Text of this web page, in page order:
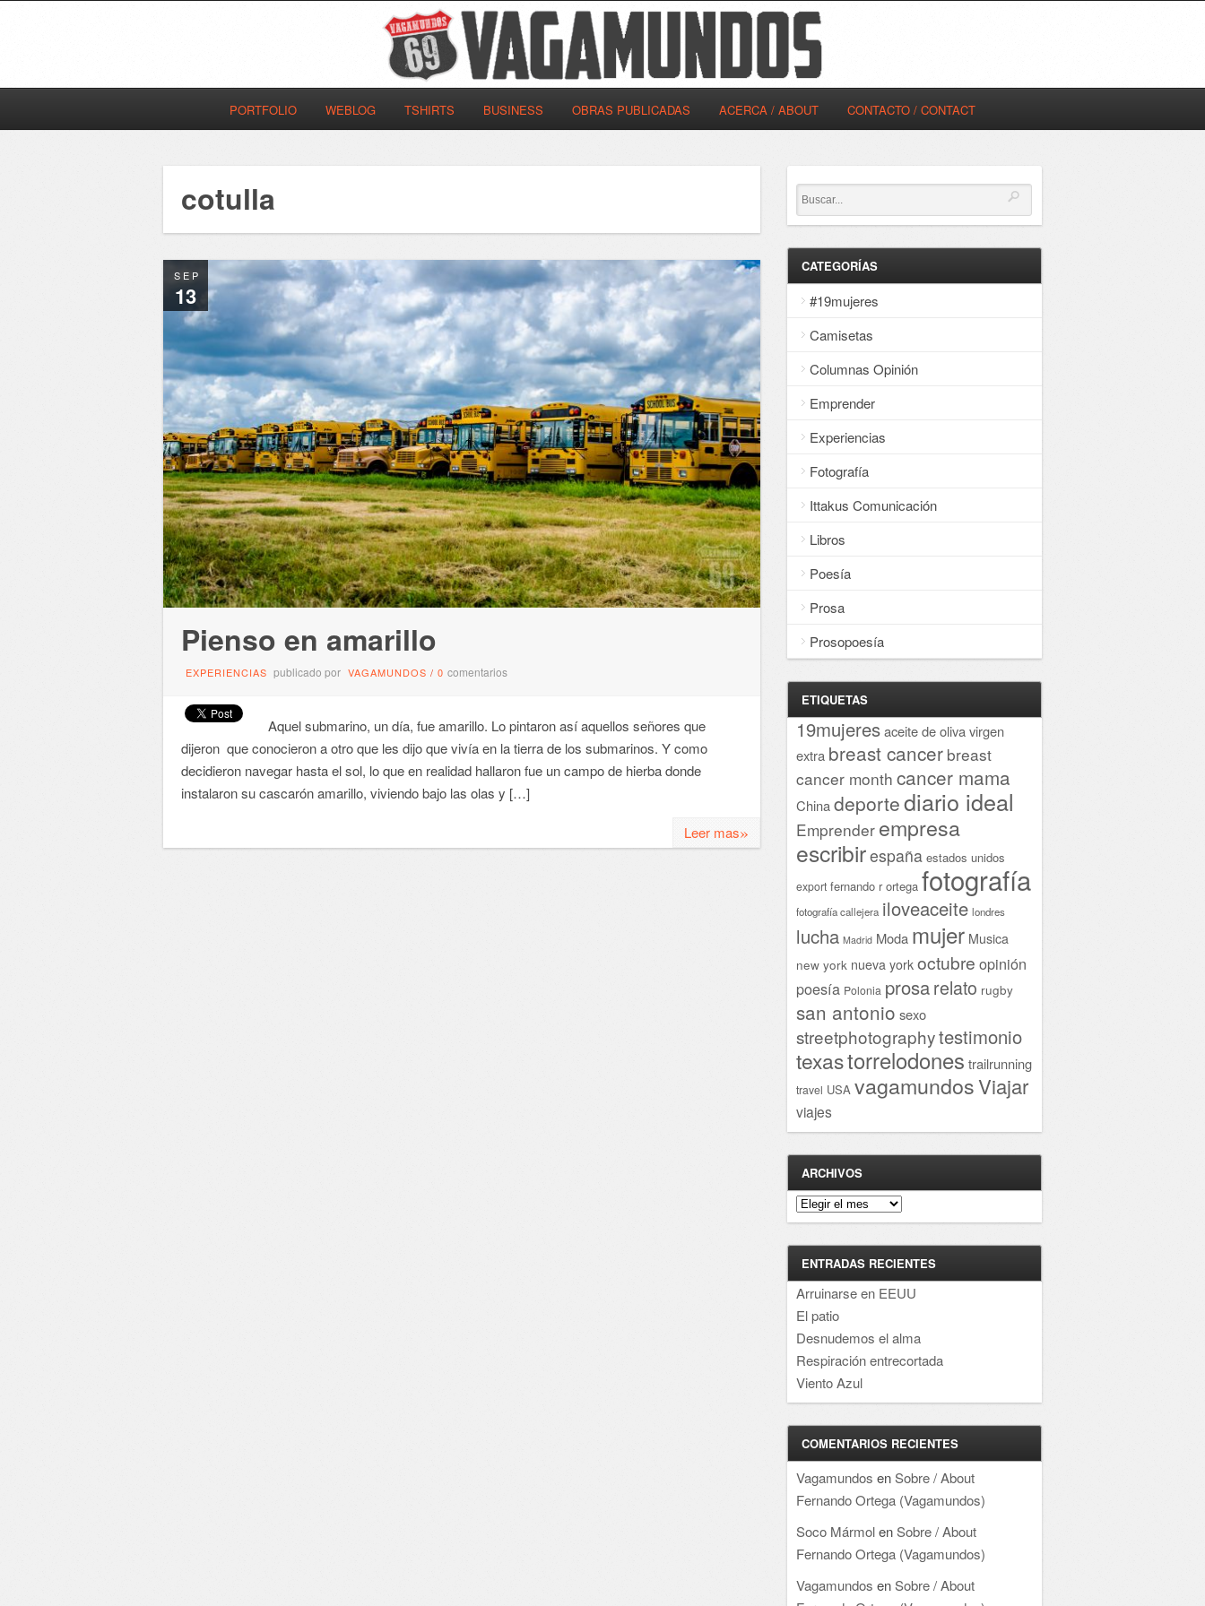
PORTFOLIO WEBLOG TSHIRTS BUSINESS OBRAS PUBLICADAS ACERCA / ABOUT CONTACTO / CONTACT
cotulla
SEP
13
Pienso en amarillo
EXPERIENCIAS publicado por VAGAMUNDOS / 0 comentarios
Aquel submarino, un día, fue amarillo. Lo pintaron así aquellos señores que
dijeron que conocieron a otro que les dijo que vivía en la tierra de los submarinos. Y como
decidieron navegar hasta el sol, lo que en realidad hallaron fue un campo de hierba donde
instalaron su cascarón amarillo, viviendo bajo las olas y […]
Leer mas»
CATEGORÍAS
#19mujeres
Camisetas
Columnas Opinión
Emprender
Experiencias
Fotografía
Ittakus Comunicación
Libros
Poesía
Prosa
Prosopoesía
ETIQUETAS
19mujeresaceite de oliva virgen
extra breast cancer breast
cancer month cancer mama
Chinadeportediario ideal
Emprender empresa
escribirespaña estados unidos
export fernando r ortega fotografía
fotografía callejera iloveaceite londres
lucha Madrid Moda mujer Musica
new york nueva york octubre opinión
poesía Polonia prosarelato rugby
san antonio sexo
streetphotographytestimonio
texastorrelodones trailrunning
travel USA vagamundosViajar
viajes
ARCHIVOS
Archivos
ENTRADAS RECIENTES
Arruinarse en EEUU
El patio
Desnudemos el alma
Respiración entrecortada
Viento Azul
COMENTARIOS RECIENTES
Vagamundos enSobre / About
Fernando Ortega (Vagamundos)
Soco MármolenSobre / About
Fernando Ortega (Vagamundos)
Vagamundos enSobre / About